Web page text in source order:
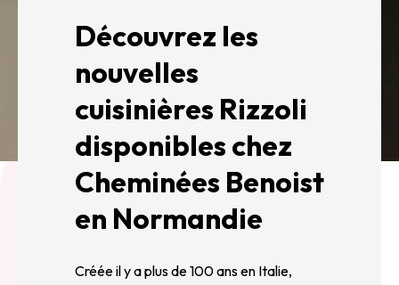
Découvrez les
nouvelles
cuisinières Rizzoli
disponibles chez
Cheminées Benoist
en Normandie
Créée il y a plus de 100 ans en Italie,